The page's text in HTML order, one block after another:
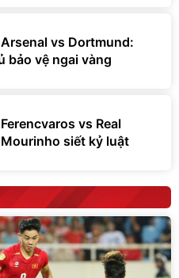
vs Dortmund:
bảo vệ ngai vàng
vs Real
siết kỷ luật